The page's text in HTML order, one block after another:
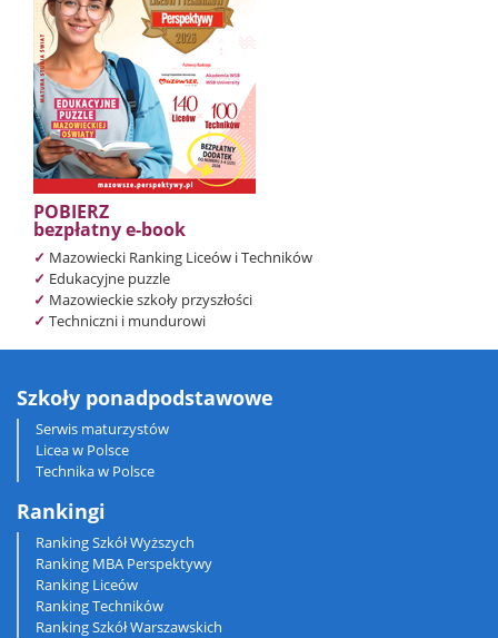
POBIERZ
bezpłatny e-book
✓ Mazowiecki Ranking Liceów i Techników
✓ Edukacyjne puzzle
✓ Mazowieckie szkoły przyszłości
✓ Techniczni i mundurowi
Szkoły ponadpodstawowe
Serwis maturzystów
Licea w Polsce
Technika w Polsce
Rankingi
Ranking Szkół Wyższych
Ranking MBA Perspektywy
Ranking Liceów
Ranking Techników
Ranking Szkół Warszawskich